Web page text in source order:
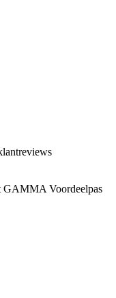
GAMMA Voordeelpas